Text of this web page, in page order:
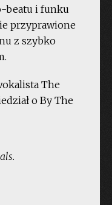
beatu i funku
przyprawione
z szybko
The
o By The